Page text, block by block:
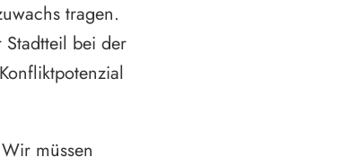
tragen.
bei der
Wir müssen